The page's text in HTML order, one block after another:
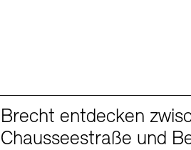
Brecht entdecken
Chausseestraße und